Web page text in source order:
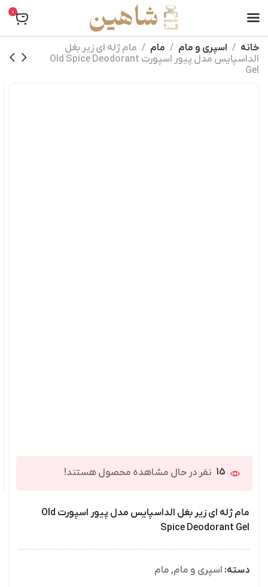
0
خانه اسپری و مام مام
مام ژله ای زیر بغل
الداسپایس مدل پیور اسپورت Old Spice Deodorant
Gel
15 نفر در حال مشاهده محصول هستند!
مام ژله ای زیر بغل الداسپایس مدل پیور اسپورت Old
Spice Deodorant Gel
دسته: اسپری و مام, مام